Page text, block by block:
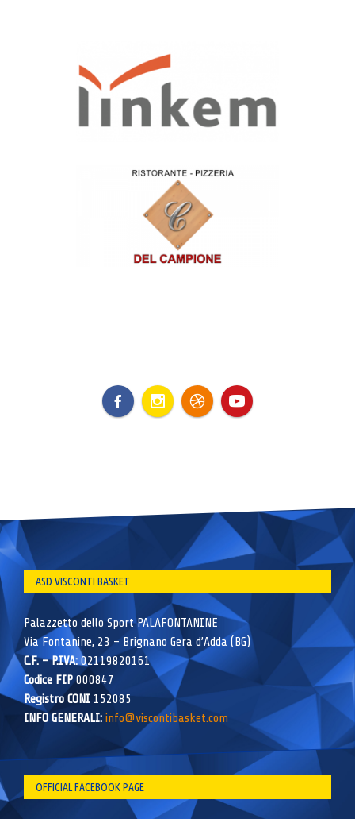
ASD VISCONTI BASKET
Palazzetto dello Sport PALAFONTANINE
Via Fontanine, 23 – Brignano Gera d’Adda (BG)
C.F. – P.IVA:02119820161
Codice FIP000847
Registro CONI 152085
INFO GENERALI: info@viscontibasket.com
OFFICIAL FACEBOOK PAGE